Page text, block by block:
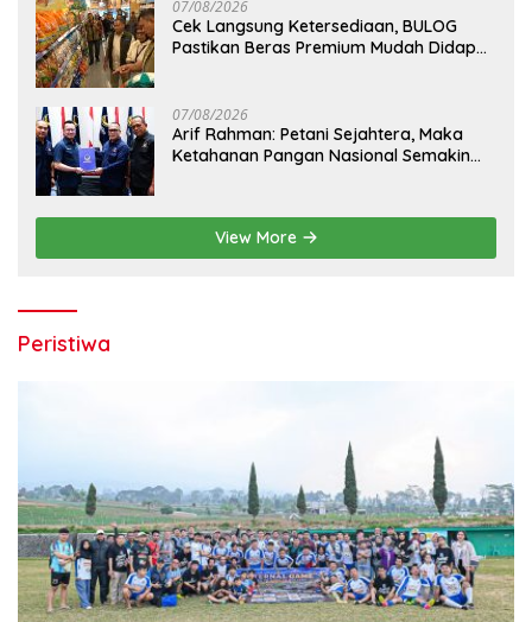
07/08/2026
Cek Langsung Ketersediaan, BULOG
Pastikan Beras Premium Mudah Didapat
07/08/2026
Arif Rahman: Petani Sejahtera, Maka
Ketahanan Pangan Nasional Semakin
View More
Peristiwa